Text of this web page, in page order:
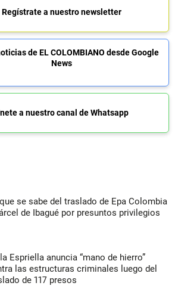
Regístrate a nuestro newsletter
de EL COLOMBIANO desde Google
News
a nuestro canal de Whatsapp
se sabe del traslado de Epa Colombia
de Ibagué por presuntos privilegios
Espriella anuncia “mano de hierro”
las estructuras criminales luego del
de 117 presos